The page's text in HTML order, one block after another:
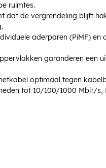
ruimtes.
dat de vergrendeling blijft
aderparen (PiMF) en
garanderen een
optimaal tegen
tot 10/100/1000 Mbit/s,